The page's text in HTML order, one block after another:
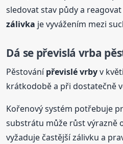
sledovat stav půdy a
zálivka je vyvážením mezi
Dá se převislá vrba
Pěstovánípřevislé vrbyv
krátkodobě a při dostatečně
Kořenový systém potřebuje
substrátu může růst výrazně
vyžaduje častější zálivku a